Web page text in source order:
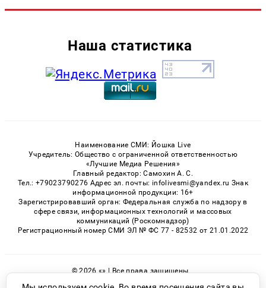
Наша статистика
Наименование СМИ: Йошка Live
Учредитель: Общество с ограниченной ответственностью
«Лучшие Медиа Решения»
Главный редактор: Самохин А. С.
Тел.: +79023790276 Адрес эл. почты: infolivesmi@yandex.ru Знак
информационной продукции: 16+
Зарегистрировавший орган: Федеральная служба по надзору в
сфере связи, информационных технологий и массовых
коммуникаций (Роскомнадзор)
Регистрационный номер СМИ ЭЛ № ФС 77 - 82532 от 21.01.2022
© 2026 «» | Все права защищены
Возрастная категория сайта 16+